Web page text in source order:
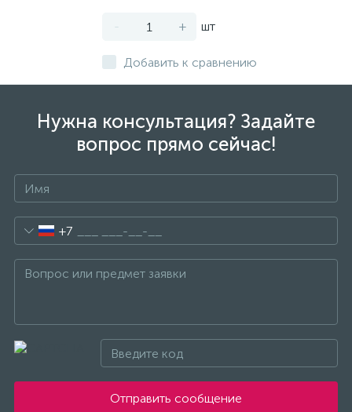
- + шт
Добавить к сравнению
Нужна консультация? Задайте
вопрос прямо сейчас!
+7
Отправить сообщение